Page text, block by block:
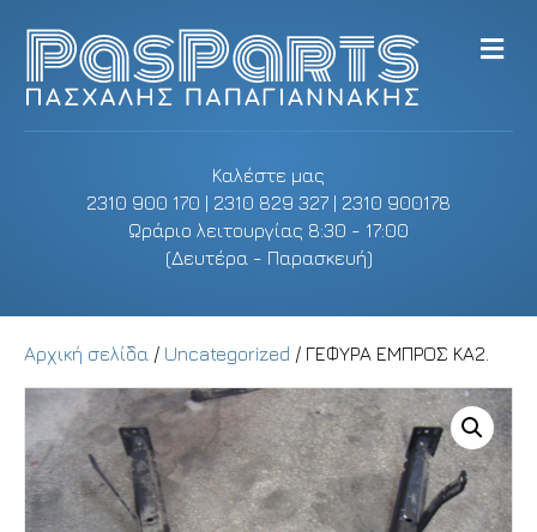
Καλέστε μας
2310 900 170 | 2310 829 327 | 2310 900178
Ωράριο λειτουργίας 8:30 - 17:00
(Δευτέρα - Παρασκευή)
M
e
Αρχική σελίδα / Uncategorized / ΓΕΦΥΡΑ ΕΜΠΡΟΣ KA2.